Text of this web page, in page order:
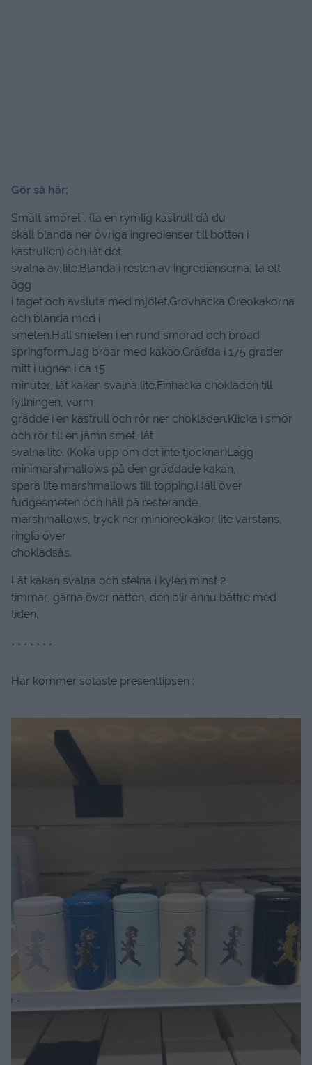
Gör så här:
Smält smöret , (ta en rymlig kastrull då du
skall blanda ner övriga ingredienser till botten i
kastrullen) och låt det
svalna av lite.Blanda i resten av ingredienserna, ta ett
ägg
i taget och avsluta med mjölet.Grovhacka Oreokakorna
och blanda med i
smeten.Häll smeten i en rund smörad och bröad
springform.Jag bröar med kakao.Grädda i 175 grader
mitt i ugnen i ca 15
minuter, låt kakan svalna lite.Finhacka chokladen till
fyllningen, värm
grädde i en kastrull och rör ner chokladen.Klicka i smör
och rör till en jämn smet, låt
svalna lite. (Koka upp om det inte tjocknar)Lägg
minimarshmallows på den gräddade kakan,
spara lite marshmallows till topping.Häll över
fudgesmeten och häll på resterande
marshmallows, tryck ner minioreokakor lite varstans,
ringla över
chokladsås.
Låt kakan svalna och stelna i kylen minst 2
timmar, gärna över natten, den blir ännu bättre med
tiden.
* * * * * * *
Här kommer sötaste presenttipsen :